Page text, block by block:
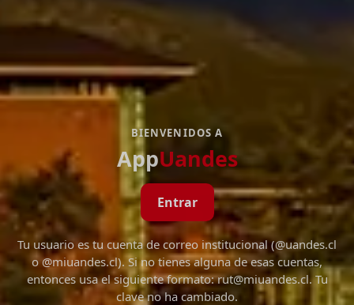
BIENVENIDOS A
AppUandes
Entrar
Tu usuario es tu cuenta de correo institucional (@uandes.cl
o @miuandes.cl). Si no tienes alguna de esas cuentas,
entonces usa el siguiente formato: rut@miuandes.cl. Tu
clave no ha cambiado.